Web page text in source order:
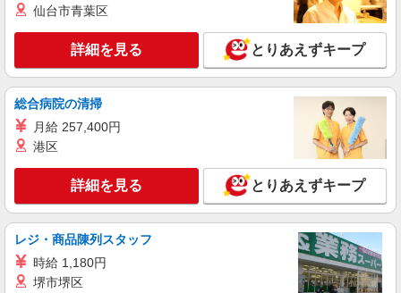
時給1,300円 ★週払いOK（規定あり） ※給与
幅は経験・能力による
千葉県千葉市若葉区 【最寄駅】みつわ台駅
キープ 詳細を見る
派遣社員
（株）ウィルオブ・ワークCW 千葉支店/ms120101
看護助手
時給1300円 ◆前払い・日払い・週払いOK
千葉県千葉市若葉区
詳細を見る
仙台市青葉区
詳細を見る とりあえずキープ
総合病院の清掃
月給 257,400円
港区
詳細を見る とりあえずキープ
レジ・商品陳列スタッフ
時給 1,180円
堺市堺区